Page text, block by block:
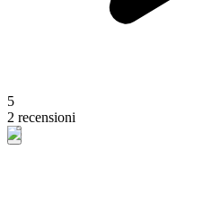
5
2 recensioni